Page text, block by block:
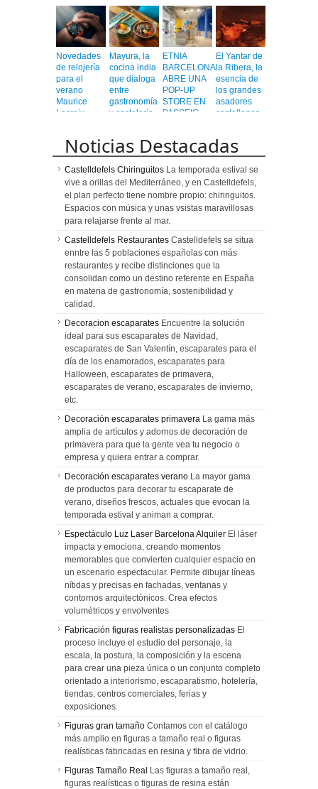
Novedades
de relojería
para el
verano
Maurice
Lacroix
Mayura, la
cocina india
que dialoga
entre
gastronomía
y coctelería
ETNIA
BARCELONA
ABRE UNA
POP-UP
STORE EN
PASSEIG
El Yantar de
la Ribera, la
esencia de
los grandes
asadores
castellanos
Barcelona
Noticias Destacadas
Castelldefels Chiringuitos La temporada estival se
vive a orillas del Mediterráneo, y en Castelldefels,
el plan perfecto tiene nombre propio: chiringuitos.
Espacios con música y unas vsistas maravillosas
para relajarse frente al mar.
Castelldefels Restaurantes Castelldefels se situa
enntre las 5 poblaciones españolas con más
restaurantes y recibe distinciones que la
consolidan como un destino referente en España
en materia de gastronomía, sostenibilidad y
calidad.
Decoracion escaparates Encuentre la solución
ideal para sus escaparates de Navidad,
escaparates de San Valentín, escaparates para el
día de los enamorados, escaparates para
Halloween, escaparates de primavera,
escaparates de verano, escaparates de invierno,
etc.
Decoración escaparates primavera La gama más
amplia de artículos y adornos de decoración de
primavera para que la gente vea tu negocio o
empresa y quiera entrar a comprar.
Decoración escaparates verano La mayor gama
de productos para decorar tu escaparate de
verano, diseños frescos, actuales que evocan la
temporada estival y animan a comprar.
Espectáculo Luz Laser Barcelona Alquiler El láser
impacta y emociona, creando momentos
memorables que convierten cualquier espacio en
un escenario espectacular. Permite dibujar líneas
nítidas y precisas en fachadas, ventanas y
contornos arquitectónicos. Crea efectos
volumétricos y envolventes
Fabricación figuras realistas personalizadas El
proceso incluye el estudio del personaje, la
escala, la postura, la composición y la escena
para crear una pieza única o un conjunto completo
orientado a interiorismo, escaparatismo, hotelería,
tiendas, centros comerciales, ferias y
exposiciones.
Figuras gran tamaño Contamos con el catálogo
más amplio en figuras a tamaño real o figuras
realísticas fabricadas en resina y fibra de vidrio.
Figuras Tamaño Real Las figuras a tamaño real,
figuras realísticas o figuras de resina están